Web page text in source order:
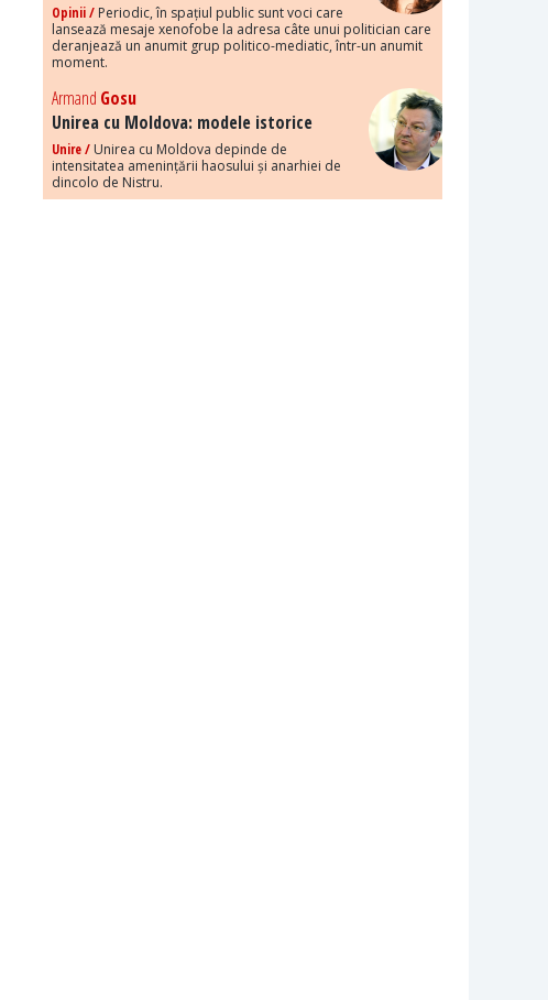
Opinii / Periodic, în spațiul public sunt voci care
lansează mesaje xenofobe la adresa câte unui politician care
deranjează un anumit grup politico-mediatic, într-un anumit
moment.
Armand Gosu
Unirea cu Moldova: modele istorice
Unire / Unirea cu Moldova depinde de
intensitatea amenințării haosului și anarhiei de
dincolo de Nistru.